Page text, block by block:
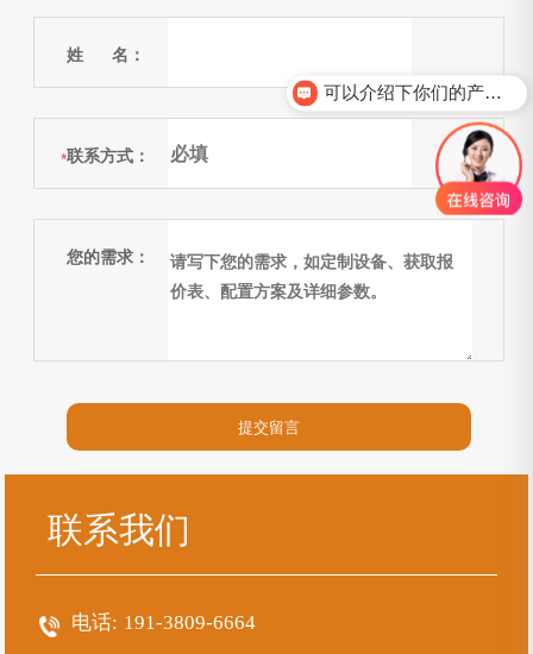
姓 名：
*联系方式：
您的需求：
联系我们
电话: 191-3809-6664
可以介绍下你们的产品么？